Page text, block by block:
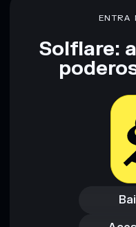
ENTRA
Solflare: